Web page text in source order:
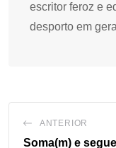
escritor feroz e
desporto em
ANTERIOR
Soma(m) e